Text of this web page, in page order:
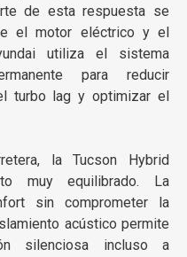
de esta respuesta se
el motor eléctrico y el
utiliza el sistema
para reducir
turbo lag y optimizar el
la Tucson Hybrid
muy equilibrado. La
sin comprometer la
acústico permite
silenciosa incluso a